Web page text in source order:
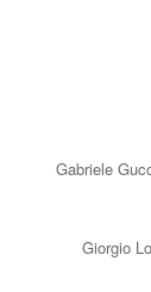
Gabriele
Giorgio